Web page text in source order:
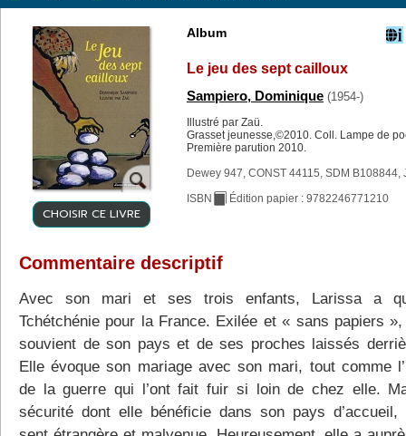
CHOISIR CE LIVRE
Album
Le jeu des sept cailloux
Sampiero, Dominique (1954-)
Illustré par Zaü.
Grasset jeunesse,©2010. Coll. Lampe de
Première parution 2010.
Dewey 947, CONST 44115, SDM B108844,
ISBN Édition papier : 9782246771210
Commentaire descriptif
Avec son mari et ses trois enfants, Larissa a
Tchétchénie pour la France. Exilée et « sans papiers
souvient de son pays et de ses proches laissés
Elle évoque son mariage avec son mari, tout comme
de la guerre qui l’ont fait fuir si loin de chez elle.
sécurité dont elle bénéficie dans son pays d’accueil,